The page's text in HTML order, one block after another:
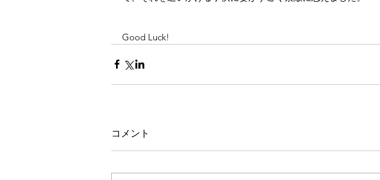
Good Luck!
コメント